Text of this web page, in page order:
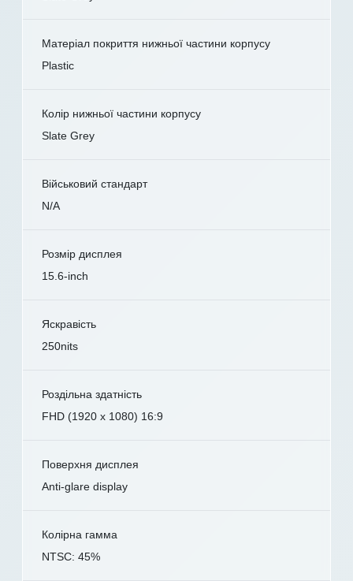
Матеріал покриття нижньої частини корпусу
Plastic
Колір нижньої частини корпусу
Slate Grey
Військовий стандарт
N/A
Розмір дисплея
15.6-inch
Яскравість
250nits
Роздільна здатність
FHD (1920 x 1080) 16:9
Поверхня дисплея
Anti-glare display
Колірна гамма
NTSC: 45%